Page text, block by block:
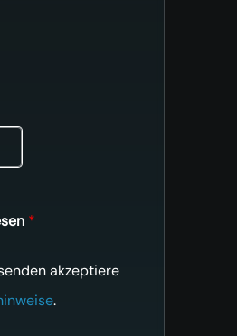
*
akzeptiere
.